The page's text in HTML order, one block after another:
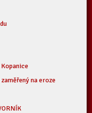
na eroze